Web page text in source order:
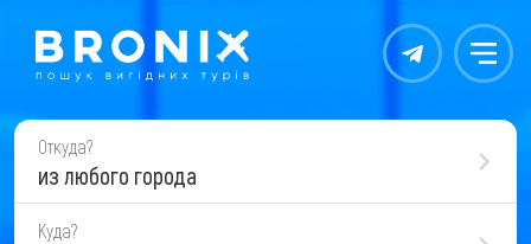
Контакты Меню
Откуда?
из любого города
Куда?